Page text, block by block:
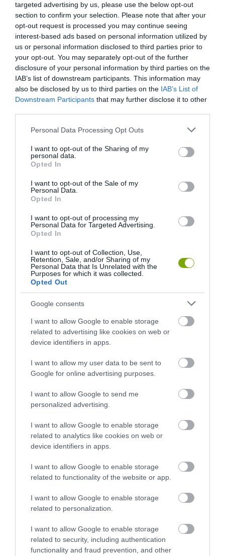
targeted advertising by us, please use the below opt-out
section to confirm your selection. Please note that after your
opt-out request is processed you may continue seeing
interest-based ads based on personal information utilized by
us or personal information disclosed to third parties prior to
your opt-out. You may separately opt-out of the further
disclosure of your personal information by third parties on the
IAB’s list of downstream participants. This information may
also be disclosed by us to third parties on the IAB’s List of
Downstream Participants that may further disclose it to other
Please note that this website/app uses one or more Google
not limited to your visit or usage behaviour. You may click to
grant or deny consent to Google and its third-party tags to
use your data for below specified purposes in below Google
consent section.
Personal Data Processing Opt Outs
I want to opt-out of the Sharing of my
personal data.
Opted In
I want to opt-out of the Sale of my
Personal Data.
Opted In
I want to opt-out of processing my
Personal Data for Targeted Advertising.
Opted In
I want to opt-out of Collection, Use,
Retention, Sale, and/or Sharing of my
Personal Data that Is Unrelated with the
Purposes for which it was collected.
Opted Out
Google consents
I want to allow Google to enable storage
related to advertising like cookies on web or
device identifiers in apps.
I want to allow my user data to be sent to
Google for online advertising purposes.
I want to allow Google to send me
personalized advertising.
I want to allow Google to enable storage
related to analytics like cookies on web or
device identifiers in apps.
I want to allow Google to enable storage
related to functionality of the website or app.
I want to allow Google to enable storage
related to personalization.
I want to allow Google to enable storage
related to security, including authentication
functionality and fraud prevention, and other
ELŐZŐ CIKK
ATOMKERTEK: AHOL GAMMA-SUGARAK SEGÍTSÉGÉVEL
NEMESÍTETTÉK A NÖVÉNYEKET
KÖVETKEZŐ CIKK
ÍGY KELL BOLDOG GYEREKEKET NEVELNI A HOLLAND
HASONLÓ ÉRDEKESSÉGEK
PANNONHALMI
ARBORÉTUMBA
KÖRNYÉKÉN: TERMÉSZET,
SZŐLŐ ÉS KOMLÓ
2026-08-04
PANNONHALMI
GYÓGYNÖVÉNYKERTBE ÉS
2026-08-04
PANNONHALMI FŐAPÁTSÁG